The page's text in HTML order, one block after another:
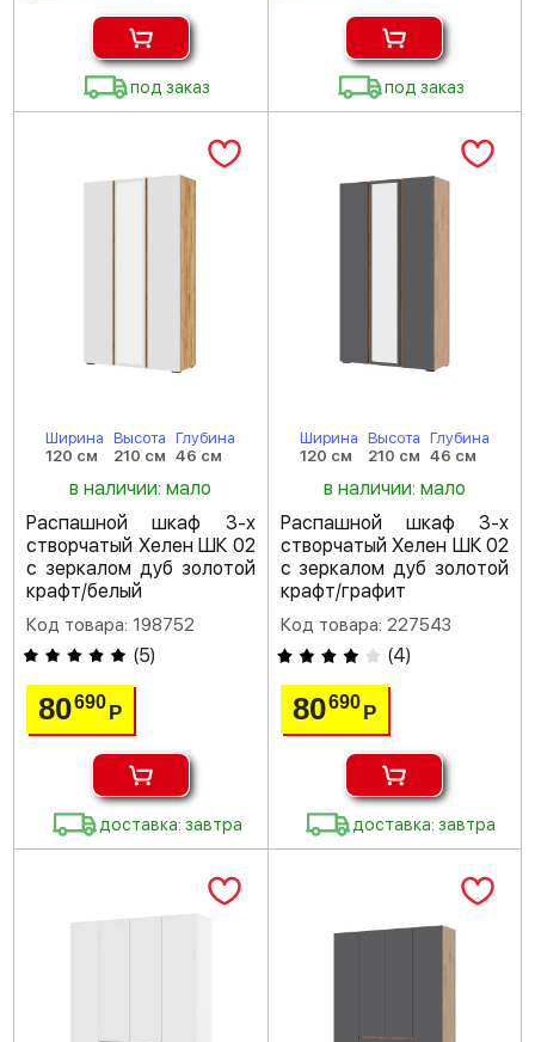
под заказ под заказ
Ширина
120 см
Высота
210 см
Глубина
46 см
в наличии: мало
Распашной шкаф 3-х
створчатый Хелен ШК 02
с зеркалом дуб золотой
крафт/белый
Код товара: 198752
(5)
80690Р
доставка: завтра
Ширина
120 см
Высота
210 см
Глубина
46 см
в наличии: мало
Распашной шкаф 3-х
створчатый Хелен ШК 02
с зеркалом дуб золотой
крафт/графит
Код товара: 227543
(4)
80690 Р
доставка: завтра